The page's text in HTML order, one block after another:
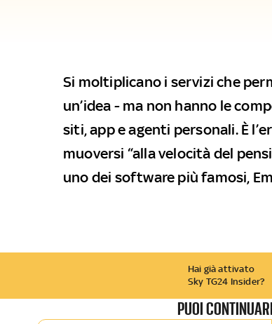
Si moltiplicano i servizi che
un’idea - ma non hanno le
siti, app e agenti personali. È
muoversi “alla velocità del
uno dei software più famosi,
Hai già attivato
Sky TG24 Insider?
PUOI